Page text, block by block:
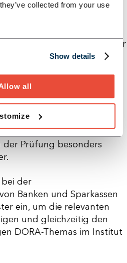
collected from your use
Show details
all
in der
sich aus dem
Prüfung, dem
und der
innerhalb der
Da beim Management des
sämtliche DORA-
im Umgang mit dem
adressiert werden, ist
hoch. Umgekehrt
eine Priorisierung der
Prüfung besonders
der
Banken und Sparkassen
ein, um die relevanten
und gleichzeitig den
DORA-Themas im Institut